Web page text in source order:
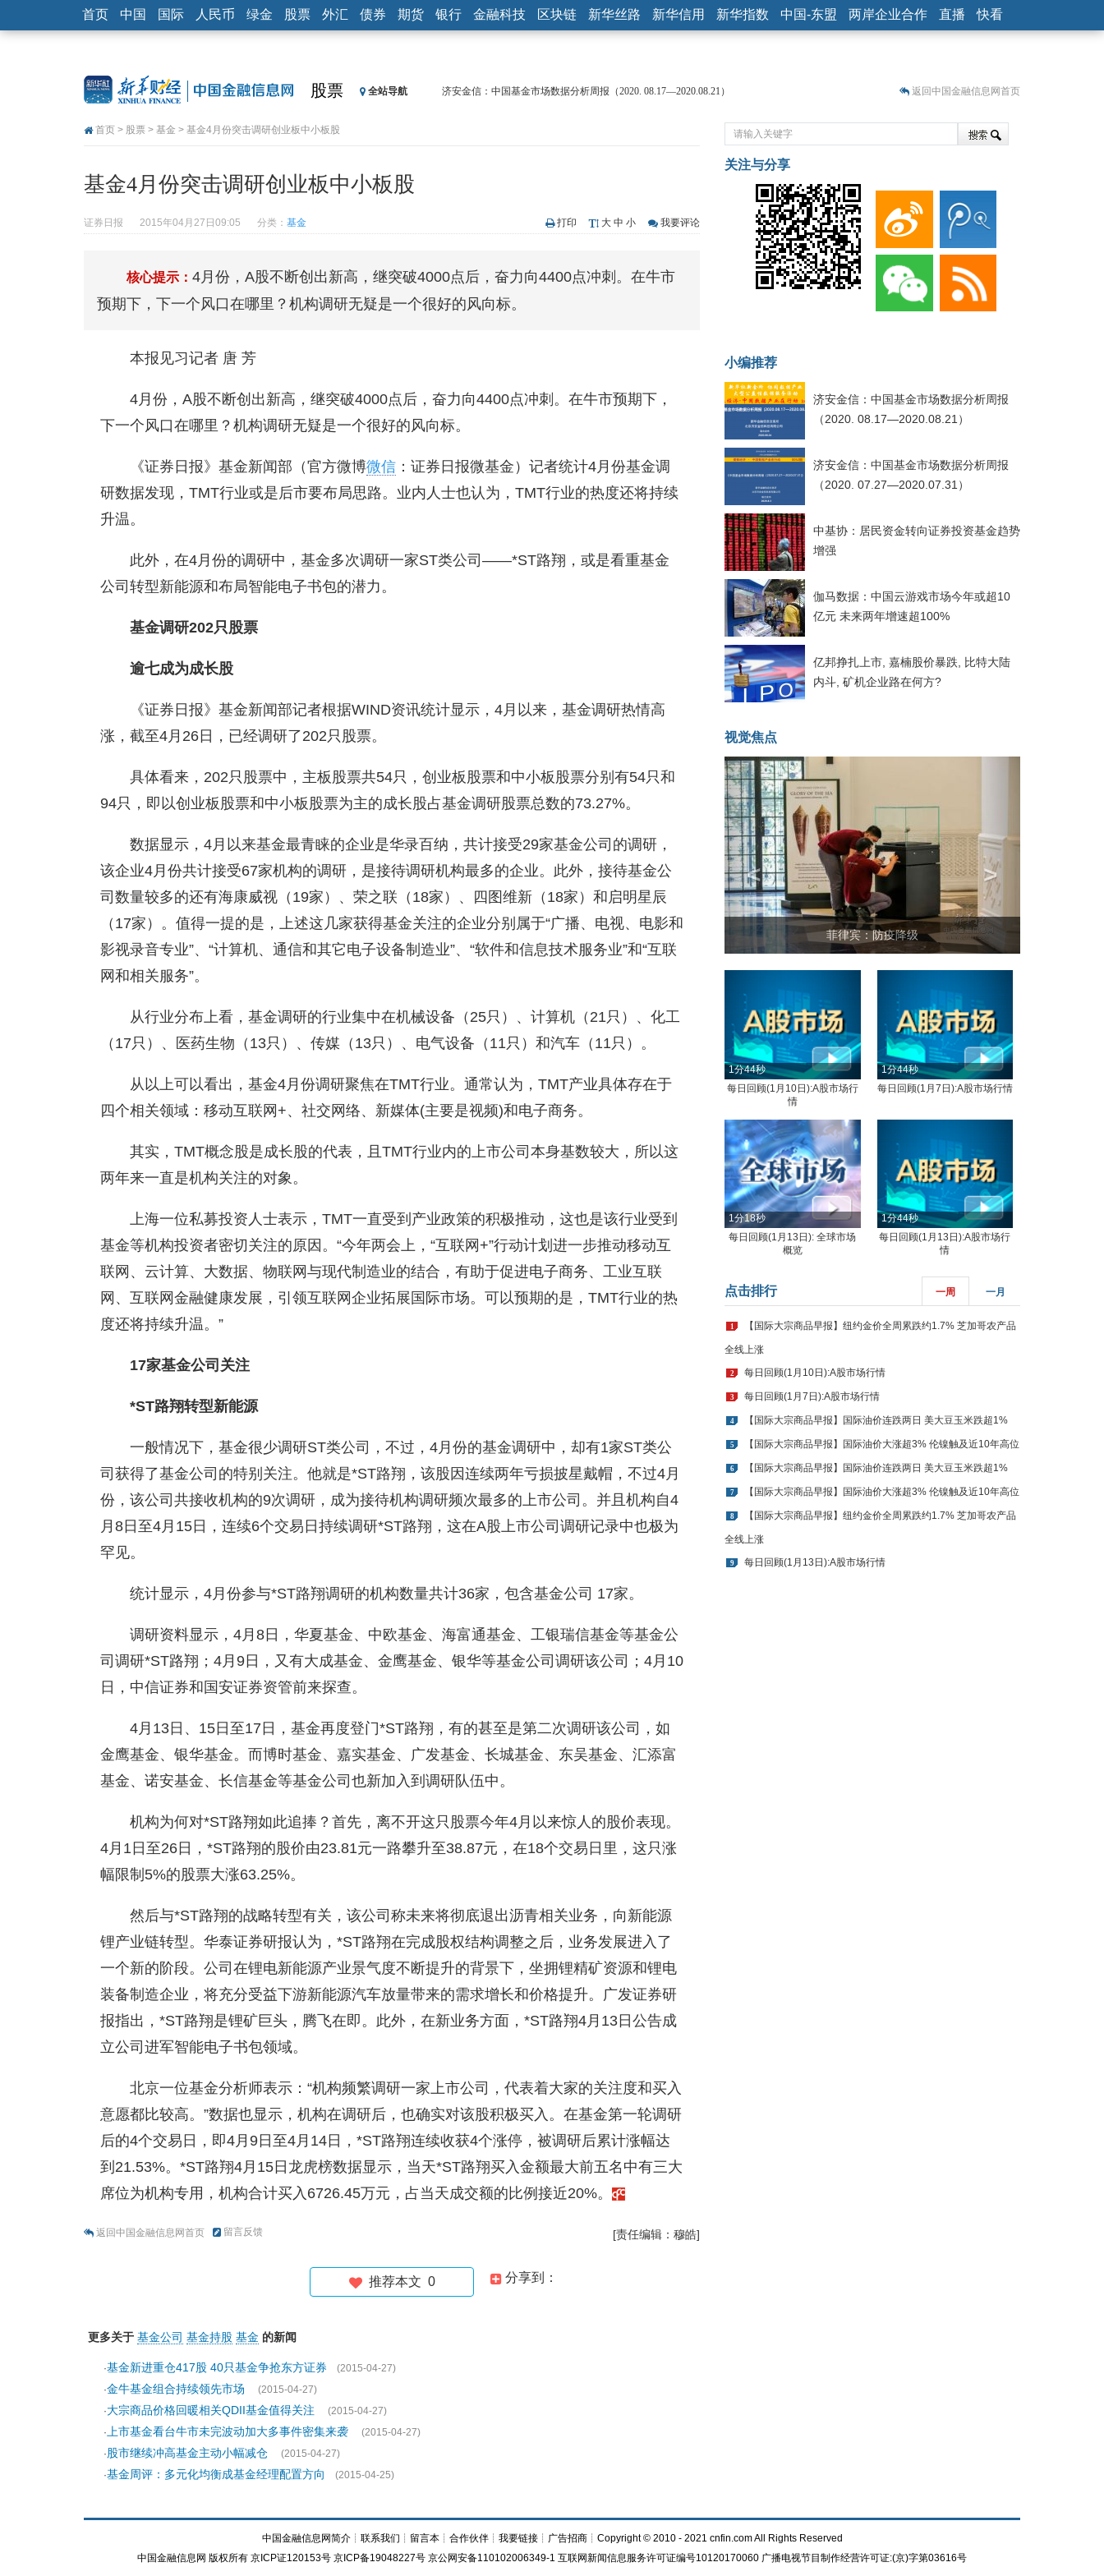
首页 中国 国际 人民币 绿金 股票 外汇 债券 期货 银行 金融科技 区块链 新华丝路 新华信用 新华指数 中国-东盟 两岸企业合作 直播 快看
股票 全站导航
济安金信：中国基金市场数据分析周报（2020. 08.17—2020.08.21）
央行公开市场净投放300亿元 短端资金利率明显下行
恒生聚源：北斗收官之星发射成功，全产业链解析
返回中国金融信息网首页
首页 > 股票 > 基金 > 基金4月份突击调研创业板中小板股
基金4月份突击调研创业板中小板股
证券日报 2015年04月27日09:05 分类： 基金 打印 大 中 小 我要评论
核心提示： 4月份，A股不断创出新高，继突破4000点后，奋力向4400点冲刺。在牛市
预期下，下一个风口在哪里？机构调研无疑是一个很好的风向标。
本报见习记者 唐 芳
4月份，A股不断创出新高，继突破4000点后，奋力向4400点冲刺。在牛市预期下，
下一个风口在哪里？机构调研无疑是一个很好的风向标。
《证券日报》基金新闻部（官方微博微信 ：证券日报微基金）记者统计4月份基金调
研数据发现，TMT行业或是后市要布局思路。业内人士也认为，TMT行业的热度还将持续
升温。
此外，在4月份的调研中，基金多次调研一家ST类公司——*ST路翔，或是看重基金
公司转型新能源和布局智能电子书包的潜力。
基金调研202只股票
逾七成为成长股
《证券日报》基金新闻部记者根据WIND资讯统计显示，4月以来，基金调研热情高
涨，截至4月26日，已经调研了202只股票。
具体看来，202只股票中，主板股票共54只，创业板股票和中小板股票分别有54只和
94只，即以创业板股票和中小板股票为主的成长股占基金调研股票总数的73.27%。
数据显示，4月以来基金最青睐的企业是华录百纳，共计接受29家基金公司的调研，
该企业4月份共计接受67家机构的调研，是接待调研机构最多的企业。此外，接待基金公
司数量较多的还有海康威视（19家）、荣之联（18家）、四图维新（18家）和启明星辰
（17家）。值得一提的是，上述这几家获得基金关注的企业分别属于“广播、电视、电影和
影视录音专业”、“计算机、通信和其它电子设备制造业”、“软件和信息技术服务业”和“互联
网和相关服务”。
从行业分布上看，基金调研的行业集中在机械设备（25只）、计算机（21只）、化工
（17只）、医药生物（13只）、传媒（13只）、电气设备（11只）和汽车（11只）。
从以上可以看出，基金4月份调研聚焦在TMT行业。通常认为，TMT产业具体存在于
四个相关领域：移动互联网+、社交网络、新媒体(主要是视频)和电子商务。
其实，TMT概念股是成长股的代表，且TMT行业内的上市公司本身基数较大，所以这
两年来一直是机构关注的对象。
上海一位私募投资人士表示，TMT一直受到产业政策的积极推动，这也是该行业受到
基金等机构投资者密切关注的原因。“今年两会上，“互联网+”行动计划进一步推动移动互
联网、云计算、大数据、物联网与现代制造业的结合，有助于促进电子商务、工业互联
网、互联网金融健康发展，引领互联网企业拓展国际市场。可以预期的是，TMT行业的热
度还将持续升温。”
17家基金公司关注
*ST路翔转型新能源
一般情况下，基金很少调研ST类公司，不过，4月份的基金调研中，却有1家ST类公
司获得了基金公司的特别关注。他就是*ST路翔，该股因连续两年亏损披星戴帽，不过4月
份，该公司共接收机构的9次调研，成为接待机构调研频次最多的上市公司。并且机构自4
月8日至4月15日，连续6个交易日持续调研*ST路翔，这在A股上市公司调研记录中也极为
罕见。
统计显示，4月份参与*ST路翔调研的机构数量共计36家，包含基金公司 17家。
调研资料显示，4月8日，华夏基金、中欧基金、海富通基金、工银瑞信基金等基金公
司调研*ST路翔；4月9日，又有大成基金、金鹰基金、银华等基金公司调研该公司；4月10
日，中信证券和国安证券资管前来探查。
4月13日、15日至17日，基金再度登门*ST路翔，有的甚至是第二次调研该公司，如
金鹰基金、银华基金。而博时基金、嘉实基金、广发基金、长城基金、东吴基金、汇添富
基金、诺安基金、长信基金等基金公司也新加入到调研队伍中。
机构为何对*ST路翔如此追捧？首先，离不开这只股票今年4月以来惊人的股价表现。
4月1日至26日，*ST路翔的股价由23.81元一路攀升至38.87元，在18个交易日里，这只涨
幅限制5%的股票大涨63.25%。
然后与*ST路翔的战略转型有关，该公司称未来将彻底退出沥青相关业务，向新能源
锂产业链转型。华泰证券研报认为，*ST路翔在完成股权结构调整之后，业务发展进入了
一个新的阶段。公司在锂电新能源产业景气度不断提升的背景下，坐拥锂精矿资源和锂电
装备制造企业，将充分受益下游新能源汽车放量带来的需求增长和价格提升。广发证券研
报指出，*ST路翔是锂矿巨头，腾飞在即。此外，在新业务方面，*ST路翔4月13日公告成
立公司进军智能电子书包领域。
北京一位基金分析师表示：“机构频繁调研一家上市公司，代表着大家的关注度和买入
意愿都比较高。”数据也显示，机构在调研后，也确实对该股积极买入。在基金第一轮调研
后的4个交易日，即4月9日至4月14日，*ST路翔连续收获4个涨停，被调研后累计涨幅达
到21.53%。*ST路翔4月15日龙虎榜数据显示，当天*ST路翔买入金额最大前五名中有三大
席位为机构专用，机构合计买入6726.45万元，占当天成交额的比例接近20%。
返回中国金融信息网首页 留言反馈 [责任编辑：穆皓]
分享到：
推荐本文 0
更多关于 基金公司 基金持股 基金 的新闻
·基金新进重仓417股 40只基金争抢东方证券
(2015-04-27)
·金牛基金组合持续领先市场
(2015-04-27)
·大宗商品价格回暖相关QDII基金值得关注
(2015-04-27)
· 上市基金看台牛市未完波动加大多事件密集来袭
(2015-04-27)
·股市继续冲高基金主动小幅减仓
(2015-04-27)
·基金周评：多元化均衡成基金经理配置方向 (2015-04-25)
关注与分享
小编推荐
济安金信：中国基金市场数据分析周报
（2020. 08.17—2020.08.21）
济安金信：中国基金市场数据分析周报
（2020. 07.27—2020.07.31）
中基协：居民资金转向证券投资基金趋势
增强
伽马数据：中国云游戏市场今年或超10
亿元 未来两年增速超100%
亿邦挣扎上市, 嘉楠股价暴跌, 比特大陆
内斗, 矿机企业路在何方?
视觉焦点
菲律宾：防疫降级
< >
1分44秒
每日回顾(1月10日):A股市场行
情
1分44秒
每日回顾(1月7日):A股市场行情
1分18秒
每日回顾(1月13日): 全球市场
概览
1分44秒
每日回顾(1月13日):A股市场行
情
点击排行 一周 一月
1 【国际大宗商品早报】纽约金价全周累跌约1.7% 芝加哥农产品
全线上涨
2 每日回顾(1月10日):A股市场行情
3 每日回顾(1月7日):A股市场行情
4 【国际大宗商品早报】国际油价连跌两日 美大豆玉米跌超1%
5 【国际大宗商品早报】国际油价大涨超3% 伦镍触及近10年高位
6 【国际大宗商品早报】国际油价连跌两日 美大豆玉米跌超1%
7 【国际大宗商品早报】国际油价大涨超3% 伦镍触及近10年高位
8 【国际大宗商品早报】纽约金价全周累跌约1.7% 芝加哥农产品
全线上涨
9 每日回顾(1月13日):A股市场行情
中国金融信息网简介┊ 联系我们 ┊ 留言本┊ 合作伙伴┊ 我要链接┊ 广告招商┊Copyright © 2010 - 2021 cnfin.com All Rights Reserved
中国金融信息网 版权所有 京ICP证120153号 京ICP备19048227号 京公网安备110102006349-1 互联网新闻信息服务许可证编号10120170060 广播电视节目制作经营许可证:(京)字第03616号